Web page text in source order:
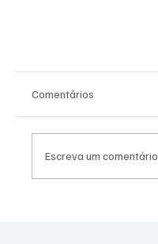
Comentários
Escreva um comentário